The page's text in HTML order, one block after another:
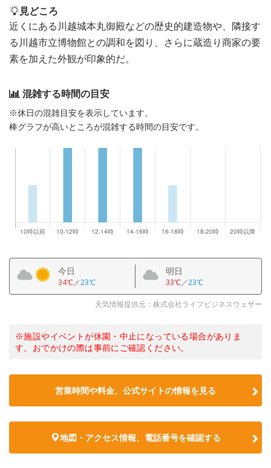
見どころ
近くにある川越城本丸御殿などの歴史的建造物や、隣接す
る川越市立博物館との調和を図り、さらに蔵造り商家の要
素を加えた外観が印象的だ。
混雑する時間の目安
※休日の混雑目安を表示しています。
棒グラフが高いところが混雑する時間の目安です。
今日
34℃／23℃
明日
33℃／23℃
天気情報提供元：株式会社ライフビジネスウェザー
※施設やイベントが休園・中止になっている場合がありま
す。おでかけの際は事前にご確認ください。
営業時間や料金、公式サイトの情報を見る
地図・アクセス情報、電話番号を確認する